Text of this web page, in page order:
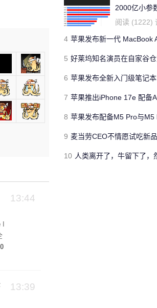
13:44
13:39
2000亿小参
流
阅读 (1222)
4 苹果发布新一代 MacBook Air：配备M5处理器
5 好莱坞知名演员在自家谷仓意外身亡
6 苹果发布全新入门级笔记本电脑
7 苹果推出iPhone 17e 配备A19处理器
8 苹果发布配备M5 Pro与M5 Max的
9 麦当劳CEO不情愿试吃新品后 汉堡王发
10 人类离开了，牛留下了，